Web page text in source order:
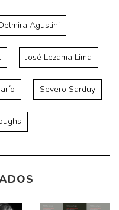
Agustini
José Lezama Lima
Severo Sarduy